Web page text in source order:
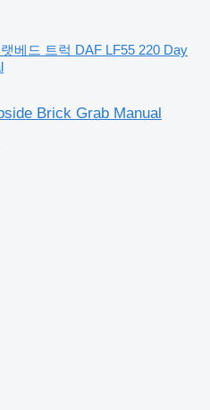
베드 트럭 DAF LF55 220 Day
Brick Grab Manual